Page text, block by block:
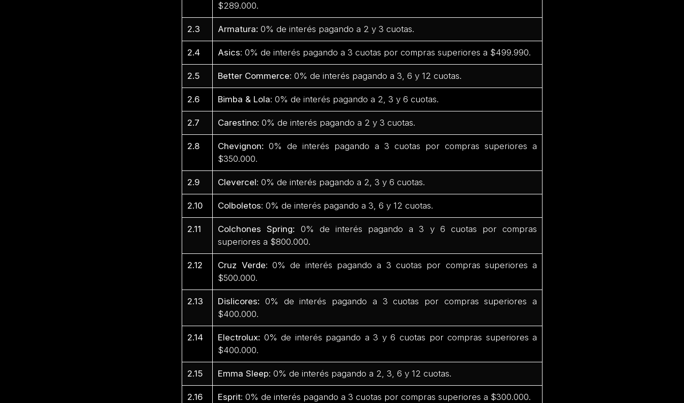
$289.000.
2.3 Armatura: 0% de interés pagando a 2 y 3 cuotas.
2.4 Asics: 0% de interés pagando a 3 cuotas por compras superiores a $499.990.
2.5 Better Commerce: 0% de interés pagando a 3, 6 y 12 cuotas.
2.6 Bimba & Lola: 0% de interés pagando a 2, 3 y 6 cuotas.
2.7 Carestino:0% de interés pagando a 2 y 3 cuotas.
2.8 Chevignon: 0% de interés pagando a 3 cuotas por compras superiores a
$350.000.
2.9 Clevercel: 0% de interés pagando a 2, 3 y 6 cuotas.
2.10 Colboletos: 0% de interés pagando a 3, 6 y 12 cuotas.
2.11 Colchones Spring: 0% de interés pagando a 3 y 6 cuotas por compras
superiores a $800.000.
2.12 Cruz Verde: 0% de interés pagando a 3 cuotas por compras superiores a
$500.000.
2.13 Dislicores: 0% de interés pagando a 3 cuotas por compras superiores a
$400.000.
2.14 Electrolux: 0% de interés pagando a 3 y 6 cuotas por compras superiores a
$400.000.
2.15 Emma Sleep: 0% de interés pagando a 2, 3, 6 y 12 cuotas.
2.16 Esprit: 0% de interés pagando a 3 cuotas por compras superiores a $300.000.